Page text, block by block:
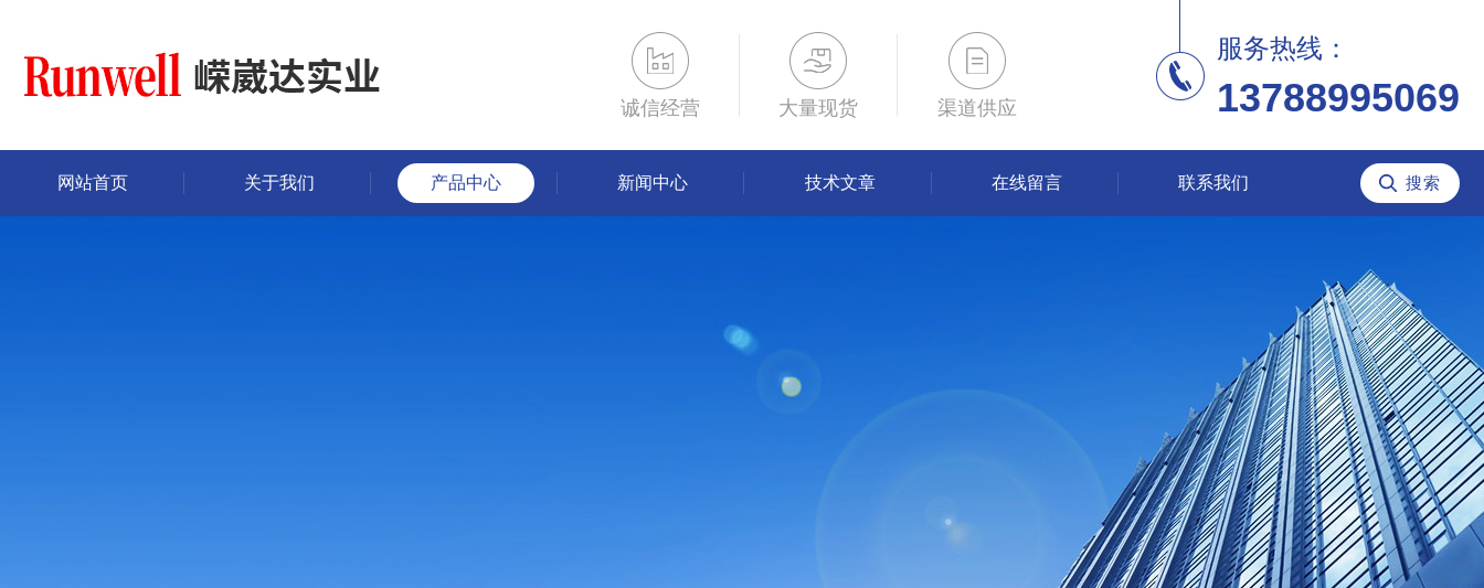
诚信经营 大量现货 渠道供应
服务热线：
13788995069
网站首页 关于我们 产品中心 新闻中心 技术文章 在线留言 联系我们